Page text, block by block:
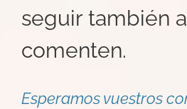
seguir también
comenten.
Esperamos vuestros